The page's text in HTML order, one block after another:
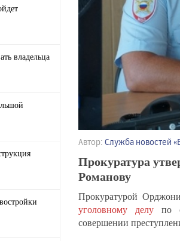
владельца
Автор: Служба новостей
Прокуратура
Романову
Прокуратурой
уголовному делупо
совершении